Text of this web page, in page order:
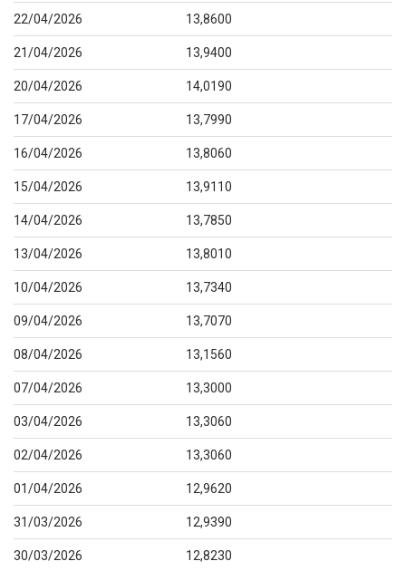
22/04/2026 13,8600
21/04/2026 13,9400
20/04/2026 14,0190
17/04/2026 13,7990
16/04/2026 13,8060
15/04/2026 13,9110
14/04/2026 13,7850
13/04/2026 13,8010
10/04/2026 13,7340
09/04/2026 13,7070
08/04/2026 13,1560
07/04/2026 13,3000
03/04/2026 13,3060
02/04/2026 13,3060
01/04/2026 12,9620
31/03/2026 12,9390
30/03/2026 12,8230